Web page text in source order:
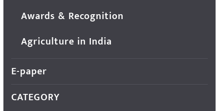
Awards & Recognition
Agriculture in India
E-paper
CATEGORY